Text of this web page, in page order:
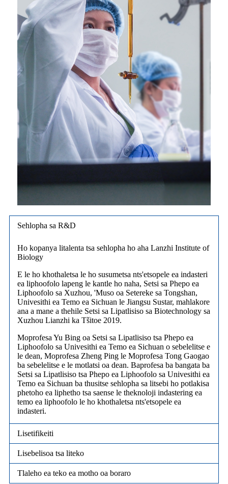
Sehlopha sa R&D
Ho kopanya litalenta tsa sehlopha ho aha Lanzhi Institute of
Biology
E le ho khothaletsa le ho susumetsa nts'etsopele ea indasteri
ea liphoofolo lapeng le kantle ho naha, Setsi sa Phepo ea
Liphoofolo sa Xuzhou, 'Muso oa Setereke sa Tongshan,
Univesithi ea Temo ea Sichuan le Jiangsu Sustar, mahlakore
ana a mane a thehile Setsi sa Lipatlisiso sa Biotechnology sa
Xuzhou Lianzhi ka Tšitoe 2019.
Moprofesa Yu Bing oa Setsi sa Lipatlisiso tsa Phepo ea
Liphoofolo sa Univesithi ea Temo ea Sichuan o sebelelitse e
le dean, Moprofesa Zheng Ping le Moprofesa Tong Gaogao
ba sebelelitse e le motlatsi oa dean. Baprofesa ba bangata ba
Setsi sa Lipatlisiso tsa Phepo ea Liphoofolo sa Univesithi ea
Temo ea Sichuan ba thusitse sehlopha sa litsebi ho potlakisa
phetoho ea liphetho tsa saense le theknoloji indastering ea
temo ea liphoofolo le ho khothaletsa nts'etsopele ea
indasteri.
Lisetifikeiti
Lisebelisoa tsa liteko
Tlaleho ea teko ea motho oa boraro